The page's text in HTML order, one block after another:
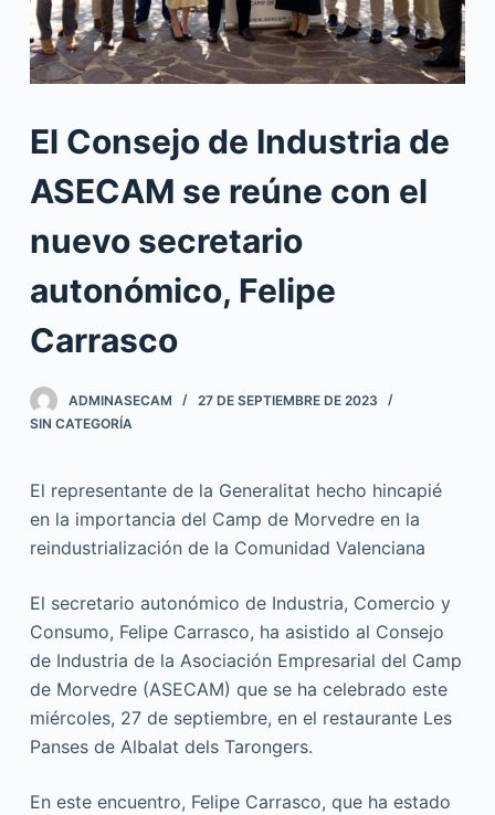
El Consejo de Industria de
ASECAM se reúne con el
nuevo secretario
autonómico, Felipe
Carrasco
ADMINASECAM
27 DE SEPTIEMBRE DE 2023
SIN CATEGORÍA
El representante de la Generalitat hecho hincapié
en la importancia del Camp de Morvedre en la
reindustrialización de la Comunidad Valenciana
El secretario autonómico de Industria, Comercio y
Consumo, Felipe Carrasco, ha asistido al Consejo
de Industria de la Asociación Empresarial del Camp
de Morvedre (ASECAM) que se ha celebrado este
miércoles, 27 de septiembre, en el restaurante Les
Panses de Albalat dels Tarongers.
En este encuentro, Felipe Carrasco, que ha estado